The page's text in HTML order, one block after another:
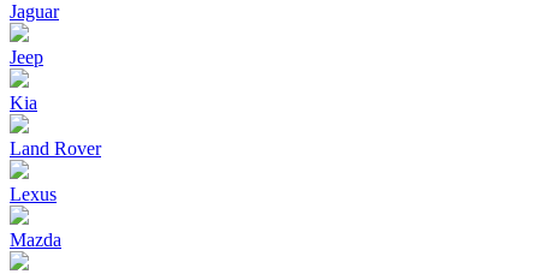
Jaguar
Jeep
Kia
Land Rover
Lexus
Mazda